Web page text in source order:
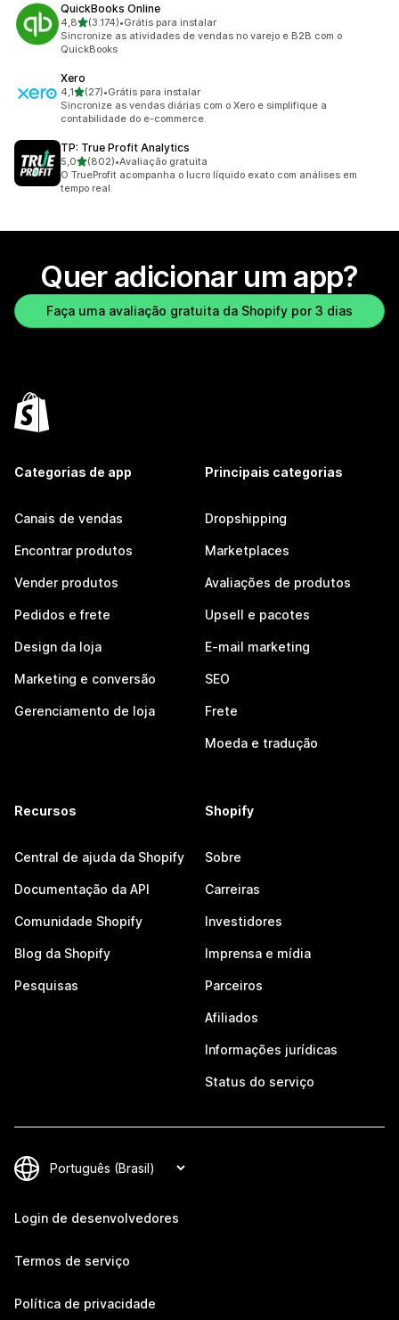
QuickBooks Online
4,8de 5 estrelas
(3.174)
3174 avaliações ao todo
•Grátis para instalar
Sincronize as atividades de vendas no varejo e B2B com o
QuickBooks
Xero
4,1de 5 estrelas
(27)
27 avaliações ao todo
•Grátis para instalar
Sincronize as vendas diárias com o Xero e simplifique a
contabilidade do e-commerce.
TP: True Profit Analytics
5,0de 5 estrelas
(802)
802 avaliações ao todo
•Avaliação gratuita
O TrueProfit acompanha o lucro líquido exato com análises em
tempo real.
Quer adicionar um app?
Faça uma avaliação gratuita da Shopify por 3 dias
Categorias de app
Canais de vendas
Encontrar produtos
Vender produtos
Pedidos e frete
Design da loja
Marketing e conversão
Gerenciamento de loja
Principais categorias
Dropshipping
Marketplaces
Avaliações de produtos
Upsell e pacotes
E-mail marketing
SEO
Frete
Moeda e tradução
Recursos
Central de ajuda da Shopify
Documentação da API
Comunidade Shopify
Blog da Shopify
Pesquisas
Shopify
Sobre
Carreiras
Investidores
Imprensa e mídia
Parceiros
Afiliados
Informações jurídicas
Status do serviço
Login de desenvolvedores
Termos de serviço
Política de privacidade